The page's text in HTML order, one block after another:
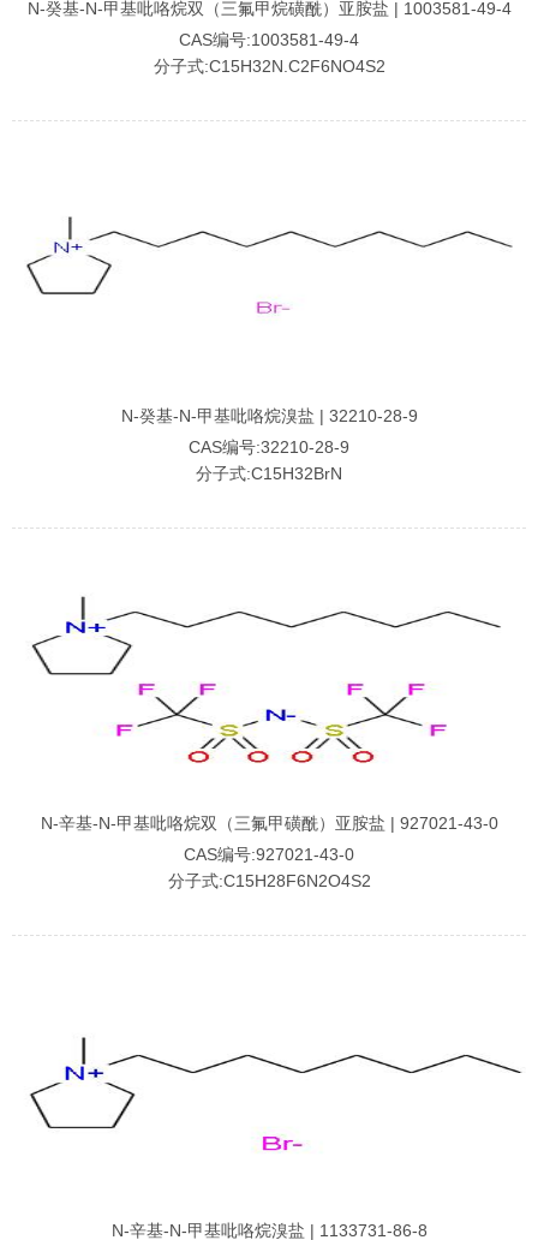
N-癸基-N-甲基吡咯烷双（三氟甲烷磺酰）亚胺盐 | 1003581-49-4
CAS编号:1003581-49-4
分子式:C15H32N.C2F6NO4S2
N-癸基-N-甲基吡咯烷溴盐 | 32210-28-9
CAS编号:32210-28-9
分子式:C15H32BrN
N-辛基-N-甲基吡咯烷双（三氟甲磺酰）亚胺盐 | 927021-43-0
CAS编号:927021-43-0
分子式:C15H28F6N2O4S2
N-辛基-N-甲基吡咯烷溴盐 | 1133731-86-8